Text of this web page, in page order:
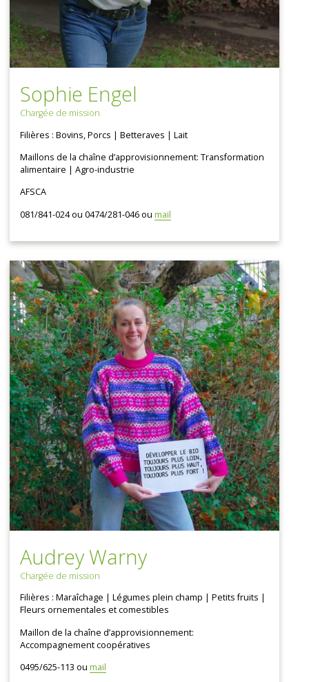
Sophie Engel
Chargée de mission
Filières : Bovins, Porcs | Betteraves | Lait
Maillons de la chaîne d’approvisionnement: Transformation
alimentaire | Agro-industrie
AFSCA
081/841-024 ou 0474/281-046 ou mail
Audrey Warny
Chargée de mission
Filières : Maraîchage | Légumes plein champ | Petits fruits |
Fleurs ornementales et comestibles
Maillon de la chaîne d’approvisionnement:
Accompagnement coopératives
0495/625-113 ou mail